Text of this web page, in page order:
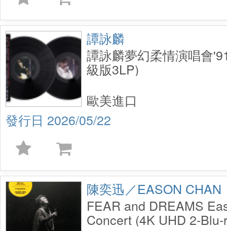
譚詠麟
譚詠麟夢幻柔情演唱會
級版3LP)
2026/05/22
歐美進口
陳奕迅／EASON CHAN
FEAR and DREAMS
Concert (4K UHD 2-Blu-